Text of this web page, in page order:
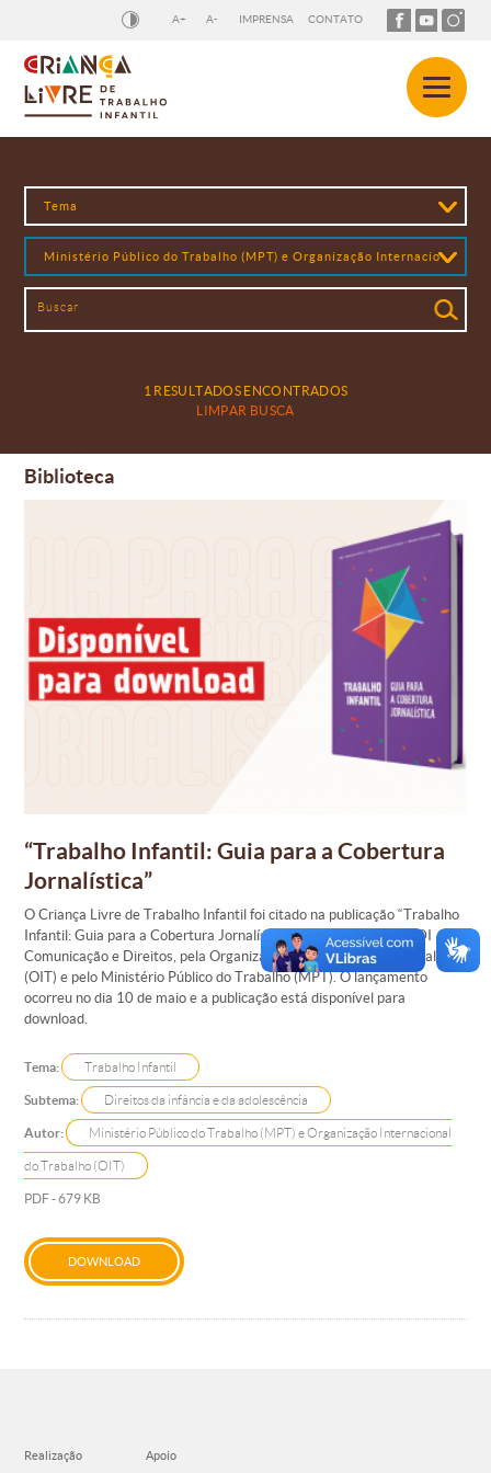
A+ A- IMPRENSA CONTATO
1 RESULTADOS ENCONTRADOS
LIMPAR BUSCA
Biblioteca
“Trabalho Infantil: Guia para a Cobertura
Jornalística”
O Criança Livre de Trabalho Infantil foi citado na publicação “Trabalho
Infantil: Guia para a Cobertura Jornalística”, produzida pela ANDI –
Comunicação e Direitos, pela Organização Internacional do Trabalho
(OIT) e pelo Ministério Público do Trabalho (MPT). O lançamento
ocorreu no dia 10 de maio e a publicação está disponível para
download.
Tema: Trabalho Infantil
Subtema: Direitos da infância e da adolescência
Autor: Ministério Público do Trabalho (MPT) e Organização Internacional
do Trabalho (OIT)
PDF - 679 KB
DOWNLOAD